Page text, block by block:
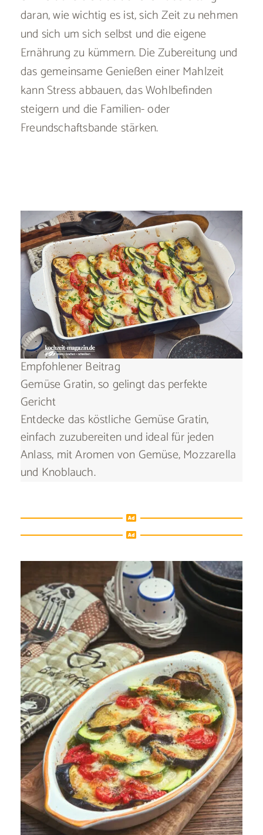
daran, wie wichtig es ist, sich Zeit zu nehmen
und sich um sich selbst und die eigene
Ernährung zu kümmern. Die Zubereitung und
das gemeinsame Genießen einer Mahlzeit
kann Stress abbauen, das Wohlbefinden
steigern und die Familien- oder
Freundschaftsbande stärken.
Empfohlener Beitrag
Gemüse Gratin, so gelingt das perfekte
Gericht
Entdecke das köstliche Gemüse Gratin,
einfach zuzubereiten und ideal für jeden
Anlass, mit Aromen von Gemüse, Mozzarella
und Knoblauch.